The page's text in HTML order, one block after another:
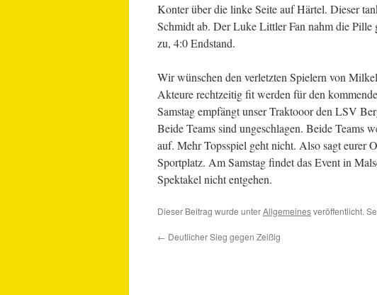
Konter über die linke Seite auf Härtel. Dieser
Schmidt ab. Der Luke Littler Fan nahm die
zu, 4:0 Endstand.
Wir wünschen den verletzten Spielern von
Akteure rechtzeitig fit werden für den
Samstag empfängt unser Traktooor den LSV
Beide Teams sind ungeschlagen. Beide Teams
auf. Mehr Topsspiel geht nicht. Also sagt eurer
Sportplatz. Am Samstag findet das Event in
Spektakel nicht entgehen.
Dieser Beitrag wurde unterAllgemeinesveröffentlicht.
← Deutlicher Sieg gegen Zeißig